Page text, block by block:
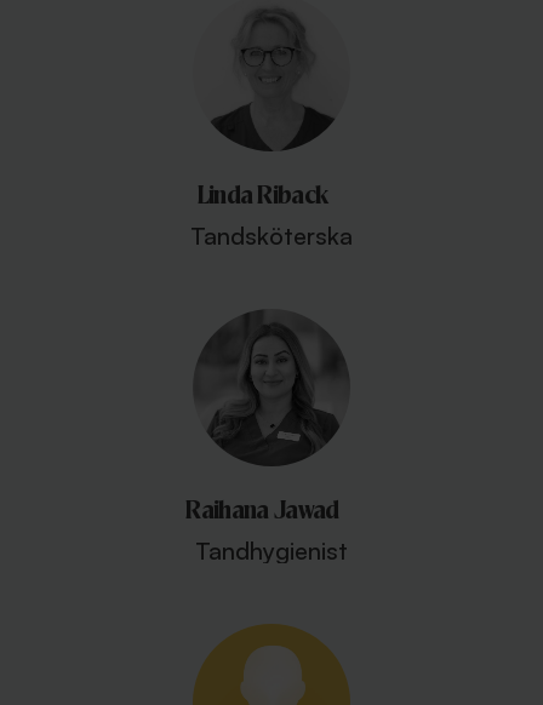
Linda Riback
Tandsköterska
Raihana Jawad
Tandhygienist